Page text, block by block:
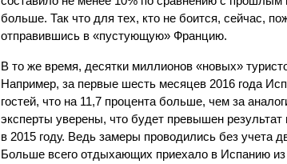
больше. Так что для тех, кто не боится, сейчас,
отправившись в «пустующую» Францию.
В то же время, десятки миллионов «новых»
Например, за первые шесть месяцев 2016 года
гостей, что на 11,7 процента больше, чем за
эксперты уверены, что будет превышен
в 2015 году. Ведь замеры проводились без учета
Больше всего отдыхающих приехало в Испанию из